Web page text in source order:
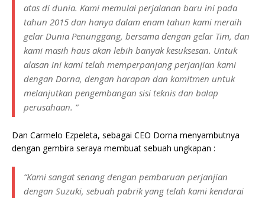
atas di dunia. Kami memulai perjalanan baru ini pada
tahun 2015 dan hanya dalam enam tahun kami meraih
gelar Dunia Penunggang, bersama dengan gelar Tim, dan
kami masih haus akan lebih banyak kesuksesan. Untuk
alasan ini kami telah memperpanjang perjanjian kami
dengan Dorna, dengan harapan dan komitmen untuk
melanjutkan pengembangan sisi teknis dan balap
perusahaan. ”
Dan Carmelo Ezpeleta, sebagai CEO Dorna menyambutnya
dengan gembira seraya membuat sebuah ungkapan :
“Kami sangat senang dengan pembaruan perjanjian
dengan Suzuki, sebuah pabrik yang telah kami kendarai